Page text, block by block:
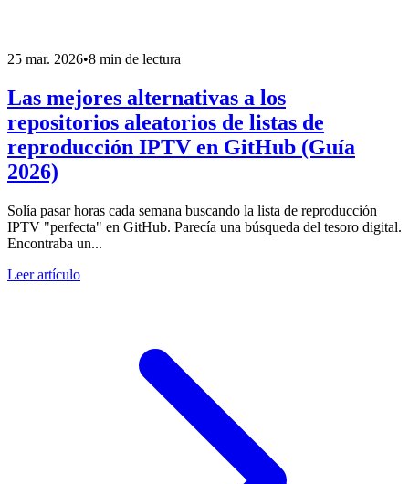
25 mar. 2026•8 min de lectura
Las mejores alternativas a los
repositorios aleatorios de listas de
reproducción IPTV en GitHub (Guía
2026)
Solía pasar horas cada semana buscando la lista de reproducción
IPTV "perfecta" en GitHub. Parecía una búsqueda del tesoro digital.
Encontraba un...
Leer artículo